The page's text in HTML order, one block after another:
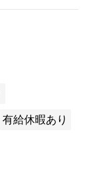
有給休暇あり